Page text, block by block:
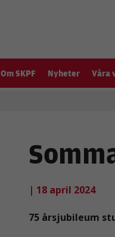
Om SKPF Nyheter Våra
| 18 april 2024
75 årsjubileum